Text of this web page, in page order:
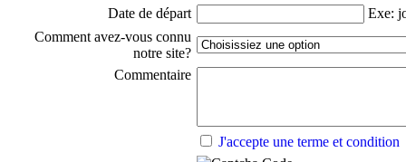
Date de départ
Exe:
Comment avez-vous connu
notre site?
Commentaire
J'accepte une terme et condition